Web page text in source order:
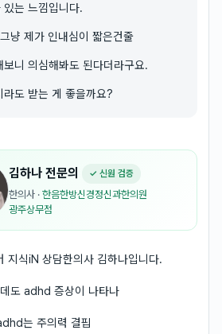
있는 느낌입니다.
냥 제가 인내심이 짧은건줄
니 의심해봐도 된다더라구요.
도 받는 게 좋을까요?
김하나 전문의 ✓ 신원 검증
한의사 · 한음한방신경정신과한의원
광주상무점
지식iN 상담한의사 김하나입니다.
도 adhd 증상이 나타나
는 주의력 결핍